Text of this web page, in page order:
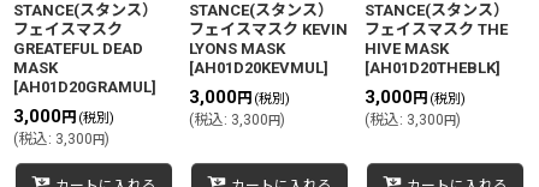
STANCE(スタンス）
フェイスマスク
GREATEFUL DEAD
MASK
[AH01D20GRAMUL]
3,000円 (税別)
(税込: 3,300円)
STANCE(スタンス）
フェイスマスク KEVIN
LYONS MASK
[AH01D20KEVMUL]
3,000円 (税別)
(税込: 3,300円)
STANCE(スタンス）
フェイスマスク THE
HIVE MASK
[AH01D20THEBLK]
3,000円 (税別)
(税込: 3,300円)